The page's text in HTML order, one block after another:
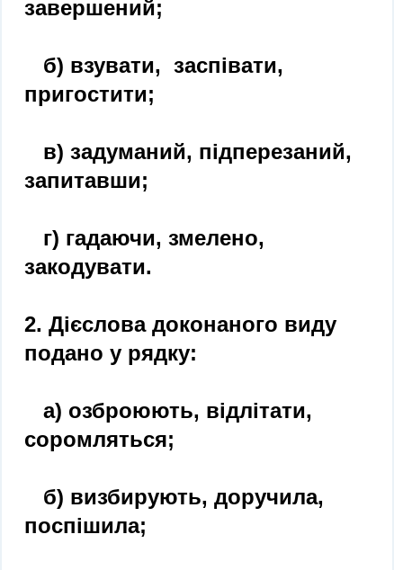
завершений;
б) взувати, заспівати,
пригостити;
в) задуманий, підперезаний,
запитавши;
г) гадаючи, змелено,
закодувати.
2. Дієслова доконаного виду
подано у рядку:
а) озброюють, відлітати,
соромляться;
б) визбирують, доручила,
поспішила;